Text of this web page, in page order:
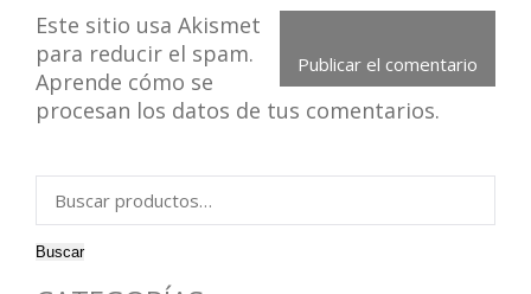
Este sitio usa Akismet
para reducir el spam.
Aprende cómo se
procesan los datos de tus comentarios.
Buscar
por:
Buscar